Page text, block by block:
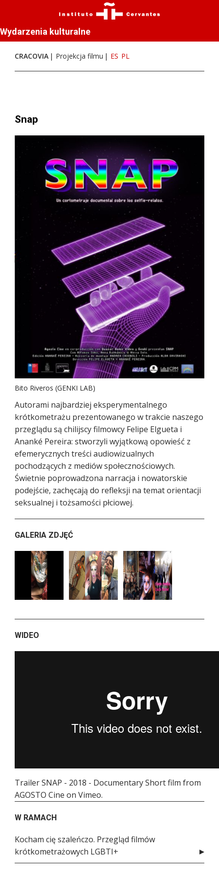
Wydarzenia kulturalne
CRACOVIA Projekcja filmu ES PL
Snap
Bito Riveros (GENKI LAB)
Autorami najbardziej eksperymentalnego
krótkometrażu prezentowanego w trakcie naszego
przeglądu są chilijscy filmowcy Felipe Elgueta i
Ananké Pereira: stworzyli wyjątkową opowieść z
efemerycznych treści audiowizualnych
pochodzących z mediów społecznościowych.
Świetnie poprowadzona narracja i nowatorskie
podejście, zachęcają do refleksji na temat orientacji
seksualnej i tożsamości płciowej.
GALERIA ZDJĘĆ
WIDEO
Trailer SNAP - 2018 - Documentary Short film from
AGOSTO Cine on Vimeo.
W RAMACH
Kocham cię szaleńczo. Przegląd filmów
krótkometrażowych LGBTI+